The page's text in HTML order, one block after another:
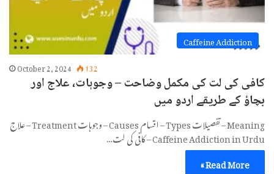
Caffeine Addiction
October 2, 2024 132
کافی کی لت کی مکمل وضاحت – وجوہات، علاج اور
بچاؤ کے طریقے اردو میں
Meaning – تفصیلات Types – اقسام Causes – وجوہات Treatment – علاج
Caffeine Addiction in Urdu – کافی کی لت…
Read More »